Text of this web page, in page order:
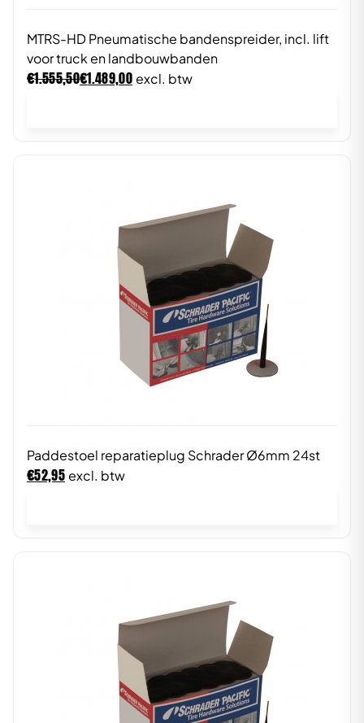
MTRS-HD Pneumatische bandenspreider, incl. lift
voor truck en landbouwbanden
€1.555,50€1.489,00 excl. btw
Paddestoel reparatieplug Schrader Ø6mm 24st
€52,95 excl. btw